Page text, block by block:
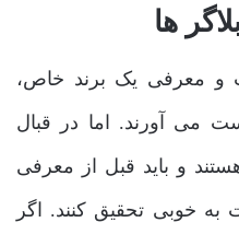
ها
و معرفی یک برند خاص،
می ‌آورند. اما در قبال
و باید قبل از معرفی
خوبی تحقیق کنند. اگر